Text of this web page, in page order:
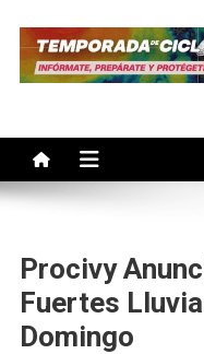
Procivy
Fuertes
Domingo